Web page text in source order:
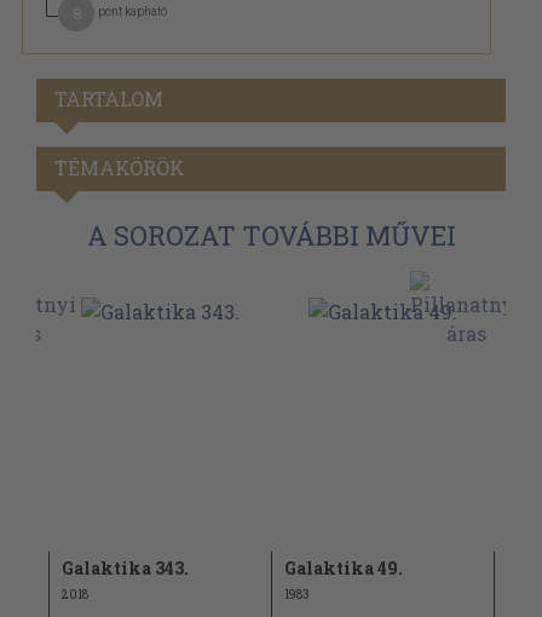
pont kapható
TARTALOM
TÉMAKÖRÖK
A SOROZAT TOVÁBBI MŰVEI
Galaktika 343.
2018
Galaktika 49.
1983